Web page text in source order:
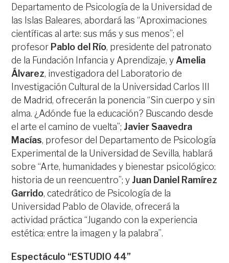
Departamento de Psicología de la Universidad de
las Islas Baleares, abordará las “Aproximaciones
científicas al arte: sus más y sus menos”; el
profesor Pablo del Río, presidente del patronato
de la Fundación Infancia y Aprendizaje, y Amelia
Álvarez, investigadora del Laboratorio de
Investigación Cultural de la Universidad Carlos III
de Madrid, ofrecerán la ponencia “Sin cuerpo y sin
alma. ¿Adónde fue la educación? Buscando desde
el arte el camino de vuelta”; Javier Saavedra
Macías, profesor del Departamento de Psicología
Experimental de la Universidad de Sevilla, hablará
sobre “Arte, humanidades y bienestar psicológico:
historia de un reencuentro”; y Juan Daniel Ramírez
Garrido, catedrático de Psicología de la
Universidad Pablo de Olavide, ofrecerá la
actividad práctica “Jugando con la experiencia
estética: entre la imagen y la palabra”.
Espectáculo “ESTUDIO 44”